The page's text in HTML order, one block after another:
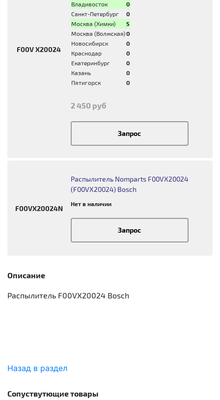
F00V X20024
Владивосток
0
Санкт-Петербург
0
Москва (Химки)
5
Москва (Волжская)0
Новосибирск
0
Краснодар
0
Екатеринбург
0
Казань
0
Пятигорск
0
2 450 руб
Запрос
F00VX20024N
Распылитель Nomparts F00VX20024
(F00VX20024) Bosch
Нет в наличии
Запрос
Описание
Распылитель F00VX20024 Bosch
Назад в раздел
Сопуствутющие товары